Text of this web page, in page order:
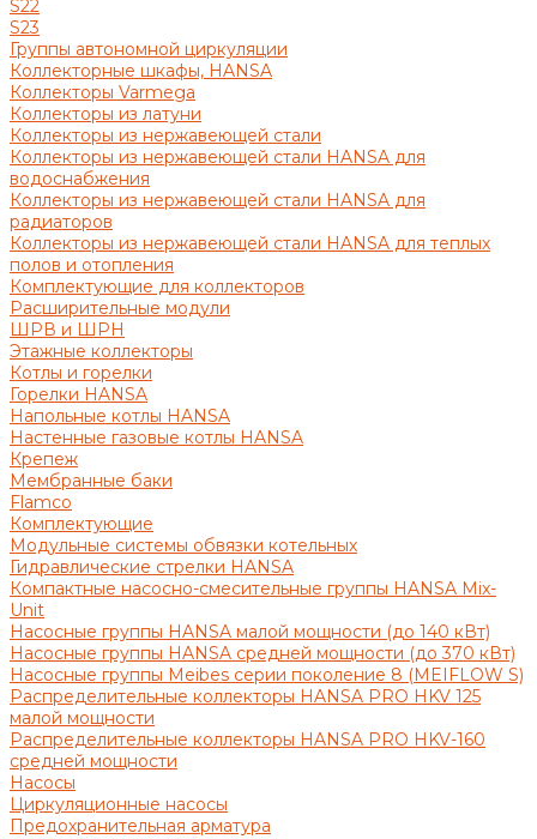
S22
S23
Группы автономной циркуляции
Коллекторные шкафы, HANSA
Коллекторы Varmega
Коллекторы из латуни
Коллекторы из нержавеющей стали
Коллекторы из нержавеющей стали HANSA для
водоснабжения
Коллекторы из нержавеющей стали HANSA для
радиаторов
Коллекторы из нержавеющей стали HANSA для теплых
полов и отопления
Комплектующие для коллекторов
Расширительные модули
ШРВ и ШРН
Этажные коллекторы
Котлы и горелки
Горелки HANSA
Напольные котлы HANSA
Настенные газовые котлы HANSA
Крепеж
Мембранные баки
Flamco
Комплектующие
Модульные системы обвязки котельных
Гидравлические стрелки HANSA
Компактные насосно-смесительные группы HANSA Mix-
Unit
Насосные группы HANSA малой мощности (до 140 кВт)
Насосные группы HANSA средней мощности (до 370 кВт)
Насосные группы Meibes серии поколение 8 (MEIFLOW S)
Распределительные коллекторы HANSA PRO HKV 125
малой мощности
Распределительные коллекторы HANSA PRO HKV-160
средней мощности
Насосы
Циркуляционные насосы
Предохранительная арматура